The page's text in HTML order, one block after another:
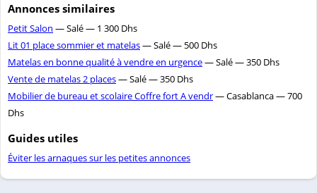
Annonces similaires
Petit Salon — Salé — 1 300 Dhs
Lit 01 place sommier et matelas— Salé — 500 Dhs
Matelas en bonne qualité à vendre en urgence— Salé — 350 Dhs
Vente de matelas 2 places— Salé — 350 Dhs
Mobilier de bureau et scolaire Coffre fort A vendr— Casablanca — 700
Dhs
Guides utiles
Éviter les arnaques sur les petites annonces